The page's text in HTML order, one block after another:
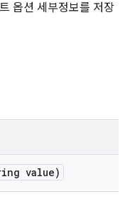
옵션 세부정보를 저장
value)